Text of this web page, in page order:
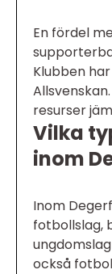
En fördel
Klubben
resurser
Vilka
inom
Inom
fotbollslag,
också